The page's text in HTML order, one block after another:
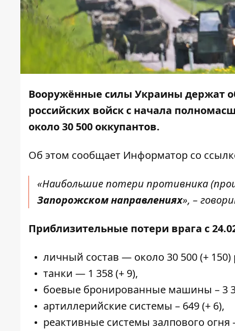
Вооружённые силы Украины держат
российских войск с начала
около 30 500 оккупантов.
Об этом сообщает Информатор со
«Наибольшие потери противника
Запорожском направлениях», –
Приблизительные потери врага с
личный состав — около 30 500 (+
танки — 1 358 (+ 9),
боевые бронированные машины – 3
артиллерийские системы – 649 (+ 6),
реактивные системы залпового огня